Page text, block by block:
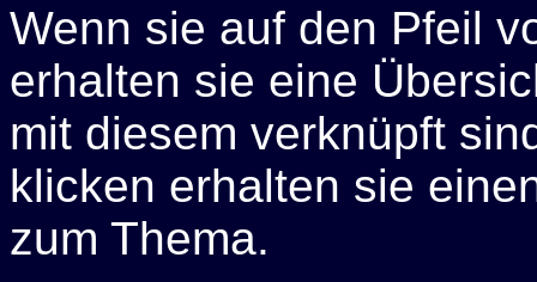
Wenn sie auf den Pfeil
erhalten sie eine
mit diesem verknüpft
klicken erhalten sie
zum Thema.